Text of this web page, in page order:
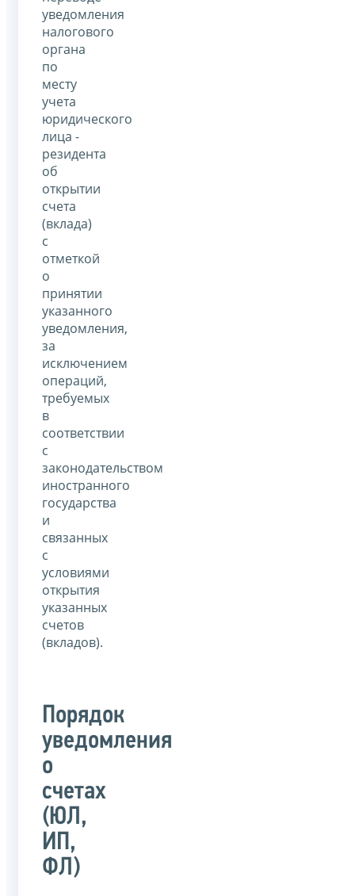
уведомления
налогового
органа
по
месту
учета
юридического
лица -
резидента
об
открытии
счета
(вклада)
с
отметкой
о
принятии
указанного
уведомления,
за
исключением
операций,
требуемых
в
соответствии
с
законодательством
иностранного
государства
и
связанных
с
условиями
открытия
указанных
счетов
(вкладов).
Порядок
уведомления
о
счетах
(ЮЛ,
ИП,
ФЛ)